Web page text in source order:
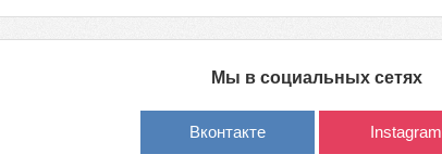
Мы в социальных сетях
Вконтакте Instagram